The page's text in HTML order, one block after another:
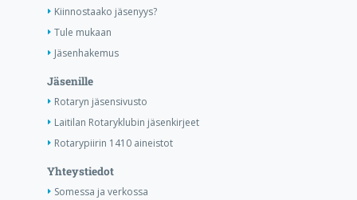
Kiinnostaako jäsenyys?
Tule mukaan
Jäsenhakemus
Jäsenille
Rotaryn jäsensivusto
Laitilan Rotaryklubin jäsenkirjeet
Rotarypiirin 1410 aineistot
Yhteystiedot
Somessa ja verkossa